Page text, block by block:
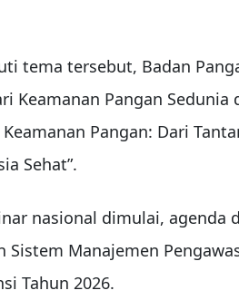
tema tersebut, Badan
Keamanan Pangan
Pangan: Dari
Sehat”.
nasional dimulai, agenda
Sistem Manajemen
Tahun 2026.